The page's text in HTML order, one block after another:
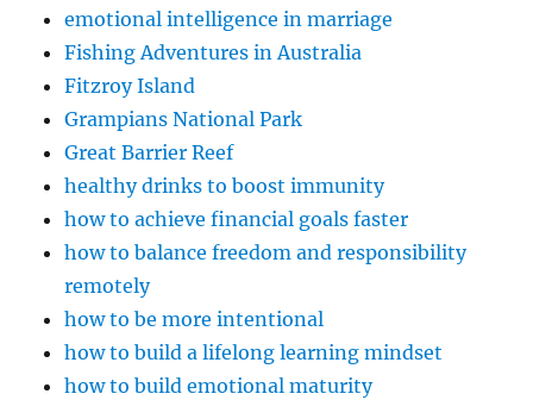
emotional intelligence in marriage
Fishing Adventures in Australia
Fitzroy Island
Grampians National Park
Great Barrier Reef
healthy drinks to boost immunity
how to achieve financial goals faster
how to balance freedom and responsibility
remotely
how to be more intentional
how to build a lifelong learning mindset
how to build emotional maturity